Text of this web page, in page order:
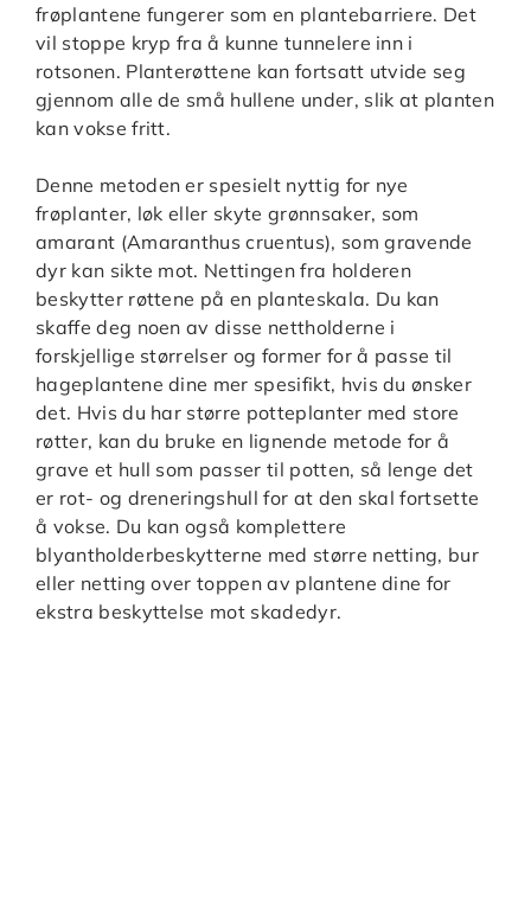
frøplantene fungerer som en plantebarriere. Det
vil stoppe kryp fra å kunne tunnelere inn i
rotsonen. Planterøttene kan fortsatt utvide seg
gjennom alle de små hullene under, slik at planten
kan vokse fritt.
Denne metoden er spesielt nyttig for nye
frøplanter, løk eller skyte grønnsaker, som
amarant (Amaranthus cruentus), som gravende
dyr kan sikte mot. Nettingen fra holderen
beskytter røttene på en planteskala. Du kan
skaffe deg noen av disse nettholderne i
forskjellige størrelser og former for å passe til
hageplantene dine mer spesifikt, hvis du ønsker
det. Hvis du har større potteplanter med store
røtter, kan du bruke en lignende metode for å
grave et hull som passer til potten, så lenge det
er rot- og dreneringshull for at den skal fortsette
å vokse. Du kan også komplettere
blyantholderbeskytterne med større netting, bur
eller netting over toppen av plantene dine for
ekstra beskyttelse mot skadedyr.